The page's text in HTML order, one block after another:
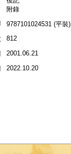
附錄
9787101024531 (平裝)
812
2001.06.21
2022.10.20